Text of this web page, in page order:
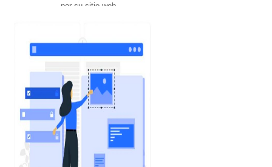
por su sitio web.